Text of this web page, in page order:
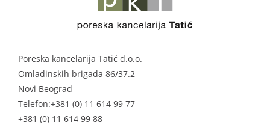
Poreska kancelarija Tatić d.o.o.
Omladinskih brigada 86/37.2
Novi Beograd
Telefon:+381 (0) 11 614 99 77
+381 (0) 11 614 99 88